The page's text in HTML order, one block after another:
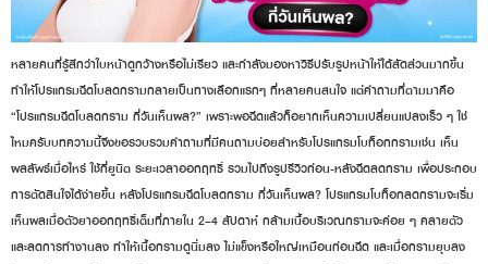
หลายคนที่รู้สึกว่าใบหน้าดูกว้างหรือไม่เรียว และกำลังมองหาวิธีปรับรูปหน้าให้ได้สัดส่วนมากขึ้น
ทำให้โปรแกรมฉีดโบลดกรามกลายเป็นทางเลือกแรกๆ ที่หลายคนสนใจ แต่คำถามที่ตามมาคือ
“โปรแกรมฉีดโบลดกราม กี่วันเห็นผล?” เพราะพอฉีดแล้วก็อยากเห็นความเปลี่ยนแปลงเร็ว ๆ ใช่
ไหมครับบทความนี้จึงขอรวบรวมคำถามที่มีคนถามบ่อยสำหรับโปรแกรมโบท็อกกรามเช่น เห็น
ผลลัพธ์เมื่อไหร่ ใช้กี่ยูนิต ระยะเวลาออกฤทธิ์ รวมไปถึงรูปรีวิวก่อน-หลังฉีดลดกราม เพื่อประกอบ
การตัดสินใจได้ง่ายขึ้น หลังโปรแกรมฉีดโบลดกราม กี่วันเห็นผล? โปรแกรมโบท็อกลดกรามจะเริ่ม
เห็นผลเมื่อตัวยาออกฤทธิ์เต็มที่ภายใน 2–4 สัปดาห์ กล้ามเนื้อบริเวณกรามจะค่อย ๆ คลายตัว
และลดการทำงานลง ทำให้เนื้อกรามดูนิ่มลง ไม่แข็งหรือใหญ่เหมือนก่อนฉีด และเมื่อกรามยุบลง